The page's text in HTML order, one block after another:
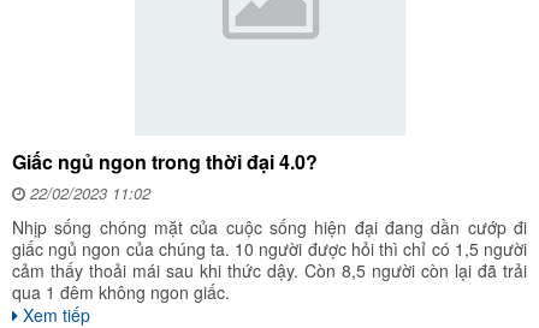
Giấc ngủ ngon trong thời đại 4.0?
22/02/2023 11:02
Nhịp sống chóng mặt của cuộc sống hiện đại đang dần cướp đi
giấc ngủ ngon của chúng ta. 10 người được hỏi thì chỉ có 1,5 người
cảm thấy thoải mái sau khi thức dậy. Còn 8,5 người còn lại đã trải
qua 1 đêm không ngon giấc.
Xem tiếp